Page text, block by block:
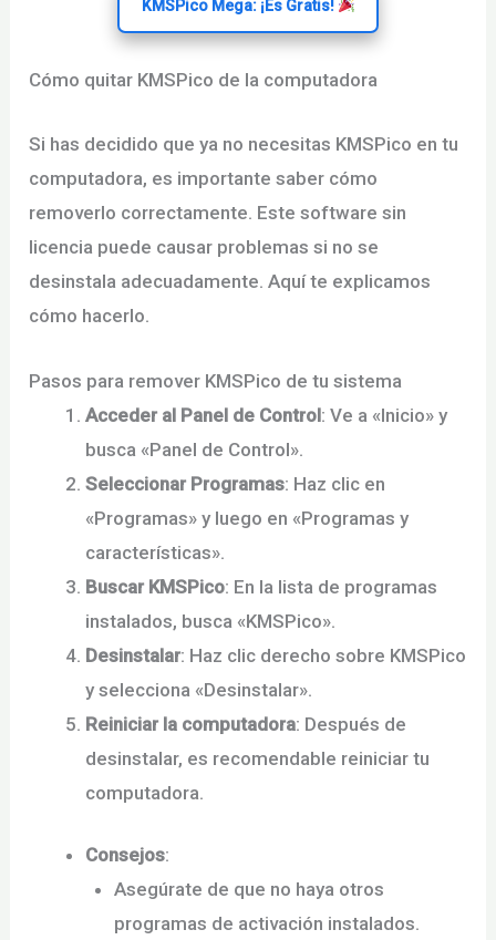
KMSPico Mega: ¡Es Gratis!
Cómo quitar KMSPico de la computadora
Si has decidido que ya no necesitas KMSPico en tu
computadora, es importante saber cómo
removerlo correctamente. Este software sin
licencia puede causar problemas si no se
desinstala adecuadamente. Aquí te explicamos
cómo hacerlo.
Pasos para remover KMSPico de tu sistema
Acceder al Panel de Control: Ve a «Inicio» y
busca «Panel de Control».
Seleccionar Programas: Haz clic en
«Programas» y luego en «Programas y
características».
Buscar KMSPico: En la lista de programas
instalados, busca «KMSPico».
Desinstalar: Haz clic derecho sobre KMSPico
y selecciona «Desinstalar».
Reiniciar la computadora: Después de
desinstalar, es recomendable reiniciar tu
computadora.
Consejos:
Asegúrate de que no haya otros
programas de activación instalados.